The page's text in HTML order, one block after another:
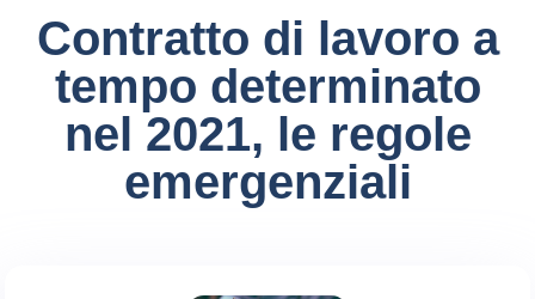
Contratto di lavoro a
tempo determinato
nel 2021, le regole
emergenziali